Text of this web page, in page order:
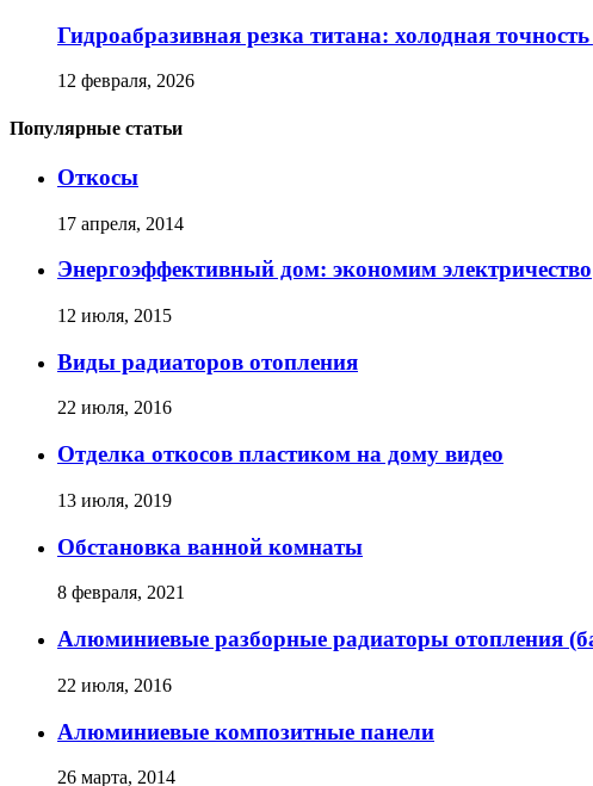
Гидроабразивная резка титана: холодная
12 февраля, 2026
Популярные статьи
Откосы
17 апреля, 2014
Энергоэффективный дом: экономим электричество
12 июля, 2015
Виды радиаторов отопления
22 июля, 2016
Отделка откосов пластиком на дому видео
13 июля, 2019
Обстановка ванной комнаты
8 февраля, 2021
Алюминиевые разборные радиаторы отопления
22 июля, 2016
Алюминиевые композитные панели
26 марта, 2014